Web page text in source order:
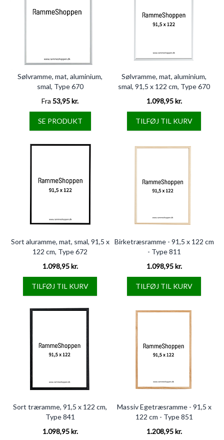
Sølvramme, mat, aluminium,
smal, Type 670
Fra 53,95 kr.
SE PRODUKT
Sølvramme, mat, aluminium,
smal, 91,5 x 122 cm, Type 670
1.098,95 kr.
TILFØJ TIL KURV
Sort aluramme, mat, smal, 91,5 x
122 cm, Type 672
1.098,95 kr.
TILFØJ TIL KURV
Birketræsramme - 91,5 x 122 cm
- Type 811
1.098,95 kr.
TILFØJ TIL KURV
Sort træramme, 91,5 x 122 cm,
Type 841
1.098,95 kr.
Massiv Egetræsramme - 91,5 x
122 cm - Type 851
1.208,95 kr.